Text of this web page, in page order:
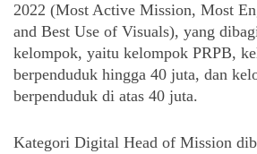
2022 (Most Active Mission, Most
and Best Use of Visuals), yang
kelompok, yaitu kelompok PRPB,
berpenduduk hingga 40 juta, dan
berpenduduk di atas 40 juta.
Kategori Digital Head of Mission